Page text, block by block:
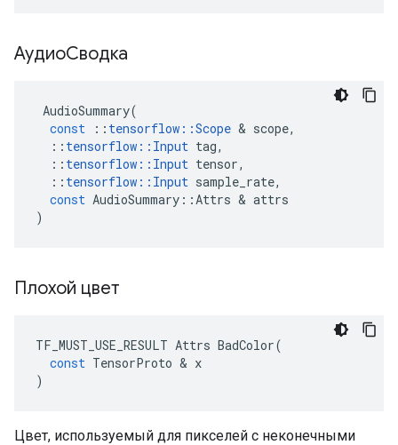
АудиоСводка
AudioSummary(
const
:: tensorflow ::Scope & scope,
:: tensorflow :: Input tag,
:: tensorflow :: Input tensor,
:: tensorflow :: Input sample_rate,
const AudioSummary ::Attrs & attrs
)
Плохой цвет
TF_MUST_USE_RESULT Attrs BadColor(
const TensorProto & x
)
Цвет, используемый для пикселей с неконечными